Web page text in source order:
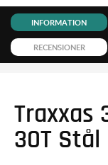
INFORMATION
RECENSIONER
Traxxas
30T Stål